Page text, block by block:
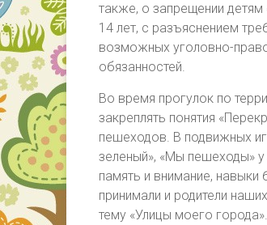
также, о запрещении
14 лет, с разъяснением
возможных уголовно-
обязанностей.
Во время прогулок по
закреплять понятия
пешеходов. В подвижных
зеленый», «Мы пешеходы» у
память и внимание, навыки
принимали и родители
тему «Улицы моего города».